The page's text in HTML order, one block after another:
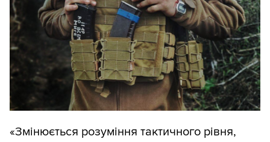
«Змінюється розуміння тактичного рівня,